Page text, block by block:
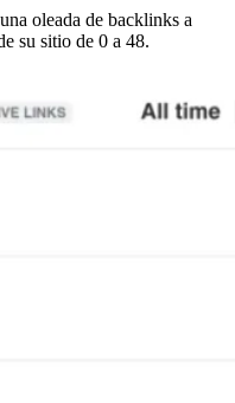
oleada de backlinks a
su sitio de 0 a 48.